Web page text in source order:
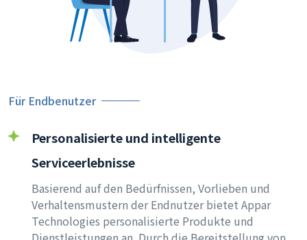
Für Endbenutzer
Personalisierte und intelligente
Serviceerlebnisse
Basierend auf den Bedürfnissen, Vorlieben und
Verhaltensmustern der Endnutzer bietet Appar
Technologies personalisierte Produkte und